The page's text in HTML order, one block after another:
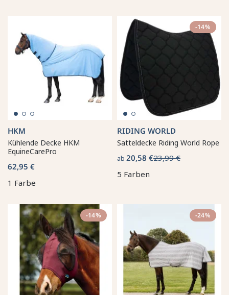
HKM
Kühlende Decke HKM
EquineCarePro
62,95 €
1 Farbe
-14%
RIDING WORLD
Satteldecke Riding World Rope
ab 20,58 €23,99 €
5 Farben
-14% -24%